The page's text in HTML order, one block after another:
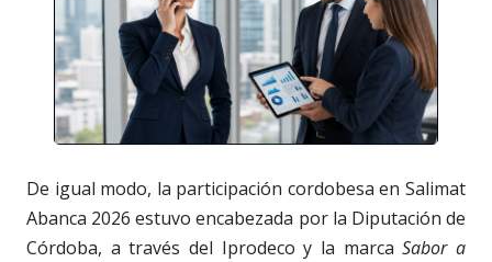
De igual modo, la participación cordobesa en Salimat
Abanca 2026 estuvo encabezada por la Diputación de
Córdoba, a través del Iprodeco y la marcaSabor a